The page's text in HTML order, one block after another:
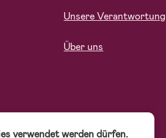
Unsere Verantwortung
Über uns
verwendet werden dürfen.